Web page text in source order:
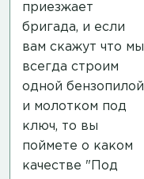
приезжает
бригада, и если
вам скажут что мы
всегда строим
одной бензопилой
и молотком под
ключ, то вы
поймете о каком
качестве "Под